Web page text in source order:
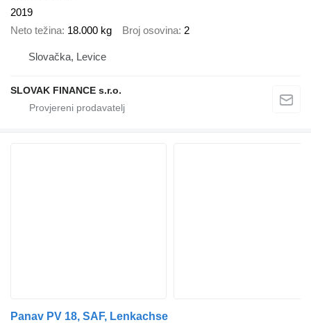
2019
Neto težina 18.000 kg Broj osovina 2
Slovačka, Levice
SLOVAK FINANCE s.r.o.
Panav PV 18, SAF, Lenkachse